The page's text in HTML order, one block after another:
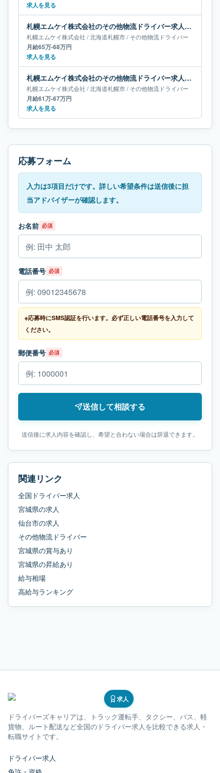
求人を見る
札幌エムケイ株式会社のその他物流ドライバー求人｜北海道札幌市｜月給65万-68万円
札幌エムケイ株式会社 /北海道札幌市/その他物流ドライバー
月給65万-68万円
求人を見る
札幌エムケイ株式会社のその他物流ドライバー求人｜北海道札幌市｜月給61万-67万円
札幌エムケイ株式会社 /北海道札幌市/その他物流ドライバー
月給61万-67万円
求人を見る
応募フォーム
入力は3項目だけです。詳しい希望条件は送信後に担
当アドバイザーが確認します。
お名前 必須
電話番号 必須
※応募時にSMS認証を行います。必ず正しい電話番号を入力して
ください。
郵便番号 必須
送信して相談する
送信後に求人内容を確認し、希望と合わない場合は辞退できます。
関連リンク
全国ドライバー求人
宮城県の求人
仙台市の求人
その他物流ドライバー
宮城県の賞与あり
宮城県の昇給あり
給与相場
高給与ランキング
求人
ドライバーズキャリアは、トラック運転手、タクシー、バス、軽
貨物、ルート配送など全国のドライバー求人を比較できる求人・
転職サイトです。
ドライバー求人